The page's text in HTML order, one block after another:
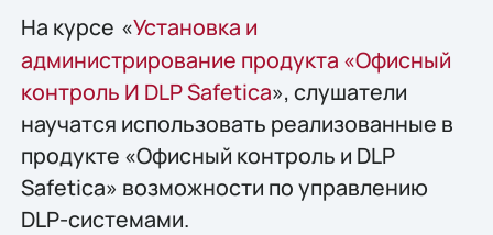
На курсе «Установка и
администрирование продукта «Офисный
контроль И DLP Safetica», слушатели
научатся использовать реализованные в
продукте «Офисный контроль и DLP
Safetica» возможности по управлению
DLP-системами.